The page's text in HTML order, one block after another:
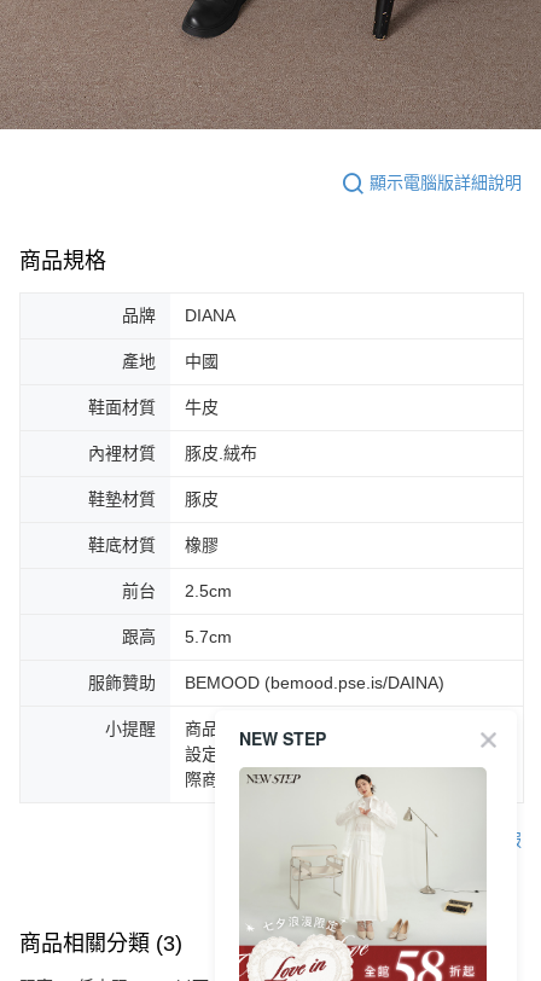
顯示電腦版詳細說明
商品規格
品牌 DIANA
產地 中國
鞋面材質 牛皮
內裡材質 豚皮.絨布
鞋墊材質 豚皮
鞋底材質 橡膠
前台 2.5cm
跟高 5.7cm
服飾贊助 BEMOOD (bemood.pse.is/DAINA)
小提醒
商品圖片顏色會因拍攝燈光環境或個人螢幕
設定不同，而造成部份色差現象，顏色以實
際商品為主。
客服
商品相關分類 (3) 查看全部
NEW STEP